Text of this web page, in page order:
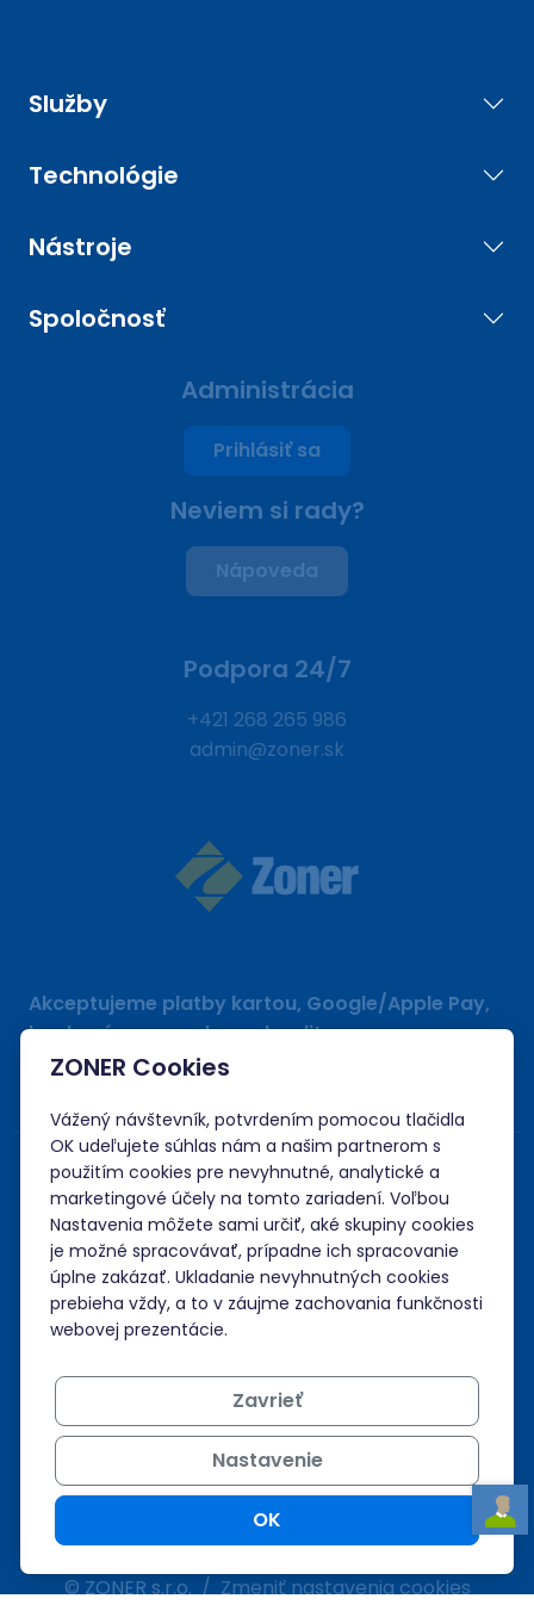
Služby
Technológie
Nástroje
Spoločnosť
Administrácia
Prihlásiť sa
Neviem si rady?
Nápoveda
Podpora 24/7
+421 268 265 986
admin@zoner.sk
Akceptujeme platby kartou, Google/Apple Pay,
bankovým prevodom a kreditom.
© ZONER s.r.o.
Zmeniť nastavenia cookies
ZONER Cookies
Vážený návštevník, potvrdením pomocou tlačidla
OK udeľujete súhlas nám a našim partnerom s
použitím cookies pre nevyhnutné, analytické a
marketingové účely na tomto zariadení. Voľbou
Nastavenia môžete sami určiť, aké skupiny cookies
je možné spracovávať, prípadne ich spracovanie
úplne zakázať. Ukladanie nevyhnutných cookies
prebieha vždy, a to v záujme zachovania funkčnosti
webovej prezentácie.
Zavrieť
Nastavenie
OK